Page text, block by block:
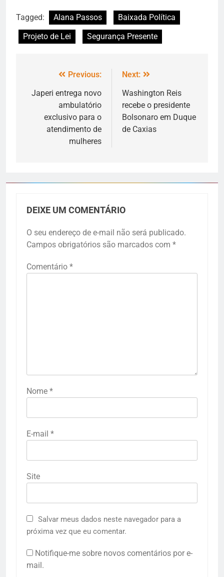
Tagged: Alana Passos
Baixada Política
Projeto de Lei
Segurança Presente
Previous:
Japeri entrega novo
ambulatório
exclusivo para o
atendimento de
mulheres
Next:
Washington Reis
recebe o presidente
Bolsonaro em Duque
de Caxias
DEIXE UM COMENTÁRIO
O seu endereço de e-mail não será publicado.
Campos obrigatórios são marcados com *
Comentário *
Nome *
E-mail *
Site
Salvar meus dados neste navegador para a
próxima vez que eu comentar.
Notifique-me sobre novos comentários por e-
mail.